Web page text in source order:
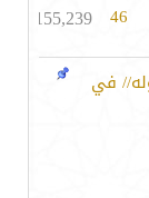
46
155,239
في